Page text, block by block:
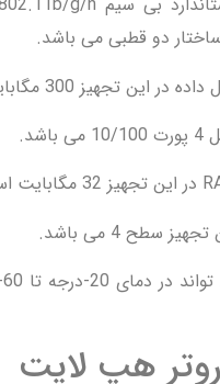
این تجهیز 300 مگابایت است.
سطح 4 می باشد.